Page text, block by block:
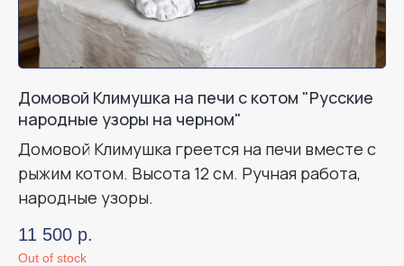
Домовой Климушка на печи с котом "Русские
народные узоры на черном"
Домовой Климушка греется на печи вместе с
рыжим котом. Высота 12 см. Ручная работа,
народные узоры.
11 500 р.
Out of stock